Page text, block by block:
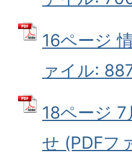
16ページ
ァイル:
18ページ
せ (PDFフ